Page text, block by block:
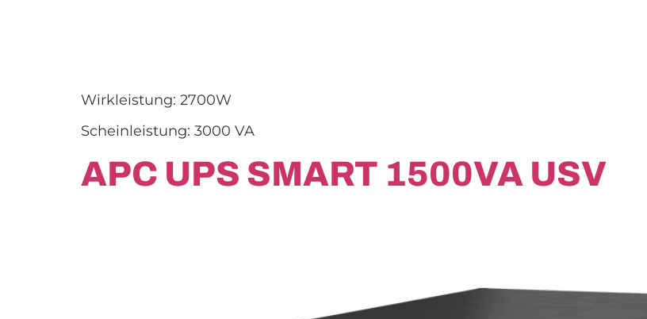
Wirkleistung: 2700W
Scheinleistung: 3000 VA
APC UPS SMART 1500VA USV